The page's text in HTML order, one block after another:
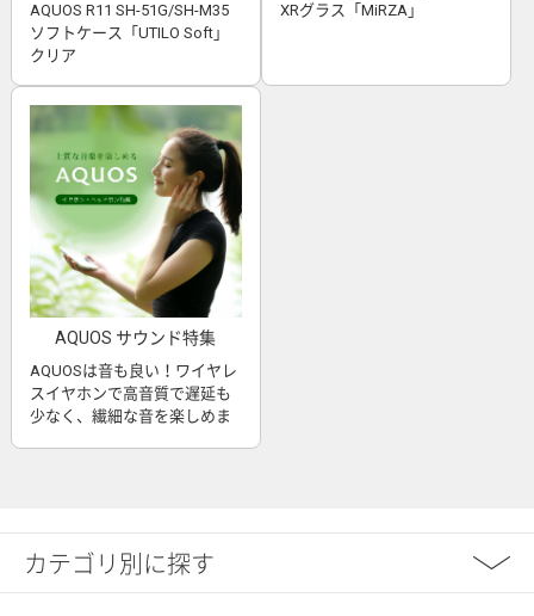
AQUOS R11 SH-51G/SH-M35
ソフトケース「UTILO Soft」
クリア
XRグラス「MiRZA」
AQUOS サウンド特集
AQUOSは音も良い！ワイヤレ
スイヤホンで高音質で遅延も
少なく、繊細な音を楽しめま
カテゴリ別に探す